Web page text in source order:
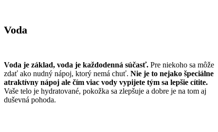
Voda
Voda je základ, voda je každodenná súčasť. Pre niekoho sa môže
zdať ako nudný nápoj, ktorý nemá chuť. Nie je to nejako špeciálne
atraktívny nápoj ale čím viac vody vypijete tým sa lepšie cítite.
Vaše telo je hydratované, pokožka sa zlepšuje a dobre je na tom aj
duševná pohoda.